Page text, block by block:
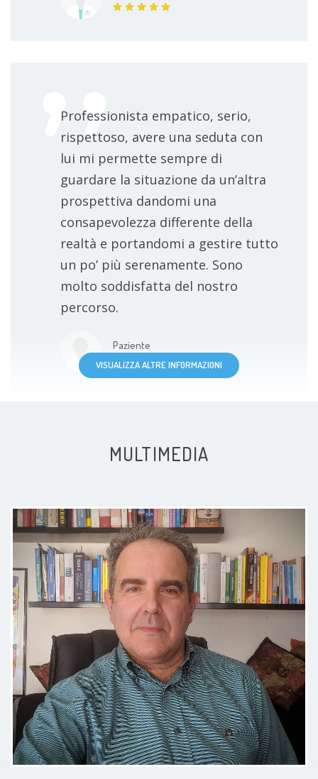
Professionista empatico, serio,
rispettoso, avere una seduta con
lui mi permette sempre di
guardare la situazione da un’altra
prospettiva dandomi una
consapevolezza differente della
realtà e portandomi a gestire tutto
un po’ più serenamente. Sono
molto soddisfatta del nostro
percorso.
Paziente
profonda empatia, oltre ad essere
molto preparato; i suoi interventi
si sono rivelati efficaci fin dalle
prime sedute. Sono veramente
felice di essermi rivolta a lui, e lo
ringrazio con tutto il cuore.
Paziente
VISUALIZZA ALTRE INFORMAZIONI
MULTIMEDIA